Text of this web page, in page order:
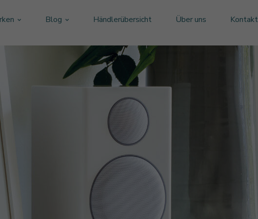
Blog Händlerübersicht Über uns Kontakt